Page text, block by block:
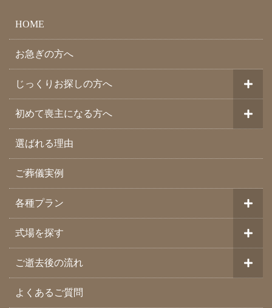
HOME
お急ぎの方へ
じっくりお探しの方へ
初めて喪主になる方へ
選ばれる理由
ご葬儀実例
各種プラン
式場を探す
ご逝去後の流れ
よくあるご質問